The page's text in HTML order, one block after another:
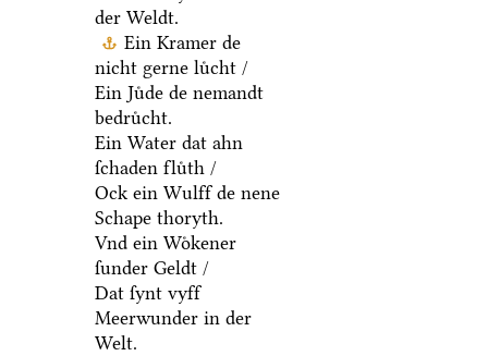
der Weldt.
Ein Kramer de
nicht gerne luͤcht /
Ein Juͤde de nemandt
bedruͤcht.
Ein Water dat ahn
ſchaden fluͤth /
Ock ein Wulff de nene
Schape thoryth.
Vnd ein Woͤkener
ſunder Geldt /
Dat ſynt vyff
Meerwunder in der
Welt.